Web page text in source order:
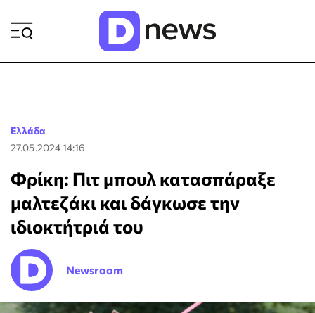
Ελλάδα
27.05.2024 14:16
Φρίκη: Πιτ μπουλ κατασπάραξε
μαλτεζάκι και δάγκωσε την
ιδιοκτήτριά του
Newsroom